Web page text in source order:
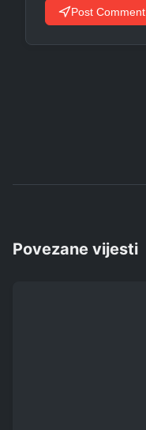
Post Comment
Povezane vijesti